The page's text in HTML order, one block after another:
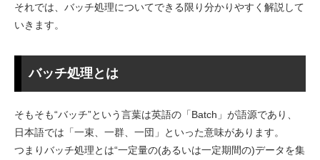
それでは、バッチ処理についてできる限り分かりやすく解説して
いきます。
バッチ処理とは
そもそも“バッチ”という言葉は英語の「Batch」が語源であり、
日本語では「一束、一群、一団」といった意味があります。
つまりバッチ処理とは“一定量の(あるいは一定期間の)データを集